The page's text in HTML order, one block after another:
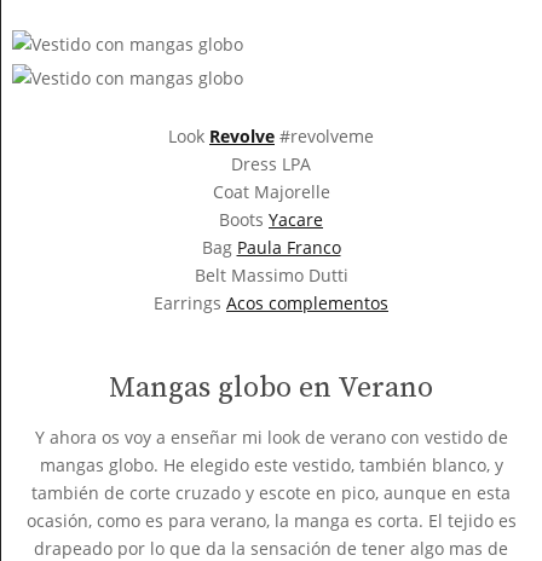
Look Revolve #revolveme
Dress LPA
Coat Majorelle
Boots Yacare
Bag Paula Franco
Belt Massimo Dutti
Earrings Acos complementos
Mangas globo en Verano
Y ahora os voy a enseñar mi look de verano con vestido de
mangas globo. He elegido este vestido, también blanco, y
también de corte cruzado y escote en pico, aunque en esta
ocasión, como es para verano, la manga es corta. El tejido es
drapeado por lo que da la sensación de tener algo mas de